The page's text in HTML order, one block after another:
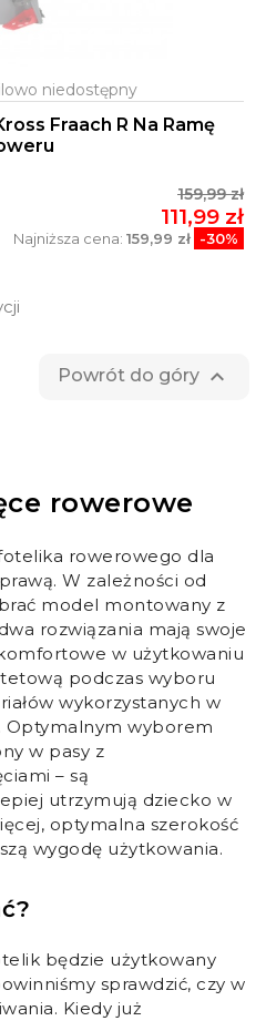
Fraach R Na Ramę
159,99 zł
111,99 zł
Najniższa cena: 159,99 zł -30%
Powrót do góry 
rowerowe
rowerowego dla
W zależności od
model montowany z
rozwiązania mają swoje
w użytkowaniu
podczas wyboru
wykorzystanych w
wyborem
w pasy z
– są
utrzymują dziecko w
optymalna szerokość
wygodę użytkowania.
będzie użytkowany
sprawdzić, czy w
Kiedy już